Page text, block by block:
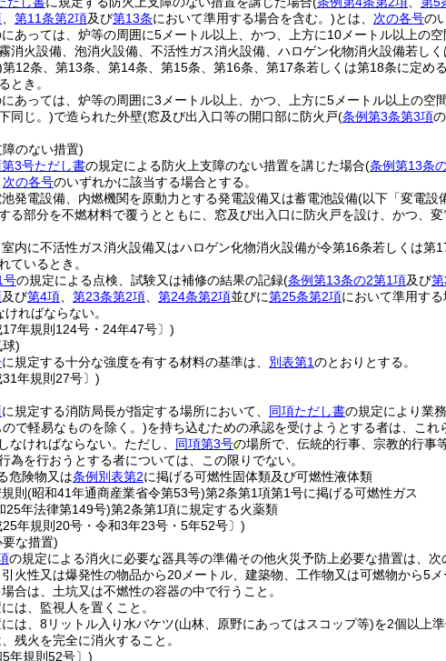
第11条第2項及び第13条において準用する場合を含む。)とは、 次の各号の
あっては、炉等の周囲に5メートル以上、かつ、上方に10メートル以上の
消火設備、泡消火設備、不活性ガス消火設備、ハロゲン化物消火設備若し
第12条、第13条、第14条、第15条、第16条、第17条若しくは第18条に定め
とき。
あっては、炉等の周囲に3メートル以上、かつ、上方に5メートル以上の空
同じ。)で造られた外壁(窓及び出入口等の開口部に防火戸(条例第3条第3項
のない措置)
3号ただし書の規定による防火上支障のない措置を講じた場合(条例第13条
次の各号のいずれかに該当する場合とする。
発電設備、内燃機関を原動力とする発電設備又は蓄電池設備(以下「変電設
る部分を不燃材料で覆うとともに、窓及び出入口に防火戸を設け、かつ、
内に不活性ガス消火設備又はハロゲン化物消火設備が令第16条若しくは
ているとき。
号の規定による点検、試験又は補修の結果の記録(条例第13条の2第1項及び
及び第4項 第23条第2項 第24条第2項並びに第25条第2項において準用す
ればならない。
年規則124号・24年47号〕)
)
に規定する十分な強度を有する材料の基準は、 別表第1のとおりとする。
年規則27号〕)
に規定する消防局長が指定する場所において、 同項ただし書の規定により業
で軽易なものを除く。)を持ち込むための承認を受けようとする者は、こ
なければならない。 ただし、 同項第3号の場所で、伝統的行事、宗教的行事
為を行おうとする者については、この限りでない。
危険物又は条例別表第2に掲げる可燃性固体類及び可燃性液体類
則 (昭和41年通商産業省令第53号)第2条第1項第1号に掲げる可燃性ガス
25年法律第149号)第2条第1項に規定する火薬類
年規則20号・令和3年23号・5年52号〕)
な措置)
の規定による消火に必要な器具等の準備その他火災予防上必要な措置は、次
火性又は爆発性の物品から20メートル、建築物、工作物又は可燃物から5メ
合は、土坑又は不燃性の容器の中で行うこと。
は、監視人を置くこと。
は、8リットル入り水バケツ(山林、原野にあってはスコップ等)を2個以上
残火を完全に消火すること。
年規則52号〕)